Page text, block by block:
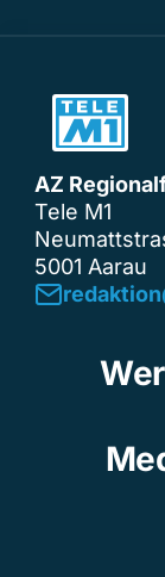
AZ
Tele M1
5001 Aarau